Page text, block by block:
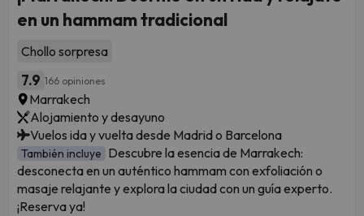
en un hammam tradicional
Chollo sorpresa
7.9 166 opiniones
Marrakech
Alojamiento y desayuno
Vuelos ida y vuelta desde Madrid o Barcelona
También incluye Descubre la esencia de Marrakech:
desconecta en un auténtico hammam con exfoliación o
masaje relajante y explora la ciudad con un guía experto.
¡Reserva ya!